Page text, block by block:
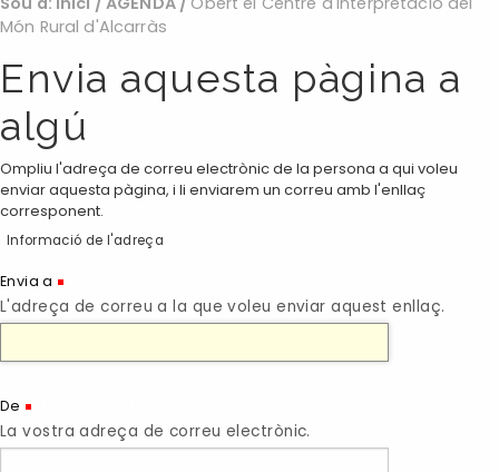
Món Rural d'Alcarràs
Envia aquesta pàgina a
algú
Ompliu l'adreça de correu electrònic de la persona a qui voleu
enviar aquesta pàgina, i li enviarem un correu amb l'enllaç
corresponent.
Informació de l'adreça
Envia a
L'adreça de correu a la que voleu enviar aquest enllaç.
De
La vostra adreça de correu electrònic.